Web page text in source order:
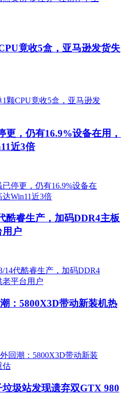
竟收5盒，亚马逊发货失
更，仍有16.9%设备在用，
近3倍
酷睿生产，加码DDR4主板
用户
：5800X3D带动新装机热
圾站发现遗弃双GTX 980